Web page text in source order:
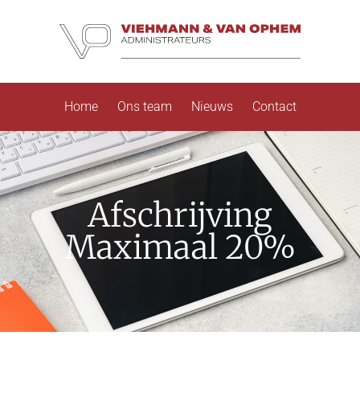
Home Ons team Nieuws Contact
Afschrijving
Maximaal 20%